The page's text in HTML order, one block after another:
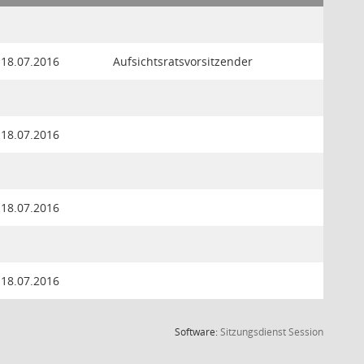
18.07.2016 Aufsichtsratsvorsitzender
18.07.2016
18.07.2016
18.07.2016
Software:SitzungsdienstSession(Wird in